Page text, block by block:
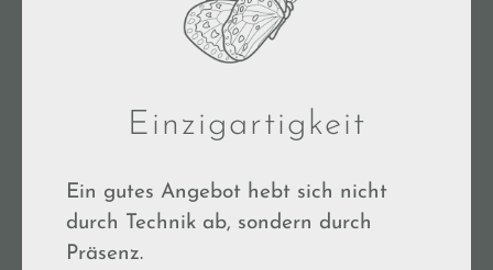
Einzigartigkeit
Ein gutes Angebot hebt sich nicht
durch Technik ab, sondern durch
Präsenz.